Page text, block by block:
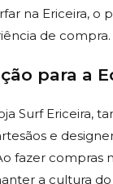
na Ericeira,
de compra.
para a
Surf Ericeira,
e
fazer compras
a cultura do